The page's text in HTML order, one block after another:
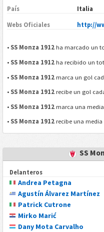
País Italia
Webs Oficiales http://
• SS Monza 1912 ha marcado un
• SS Monza 1912 ha recibido un
• SS Monza 1912 marca un gol
• SS Monza 1912 recibe un gol
• SS Monza 1912 marca una
• SS Monza 1912 recibe una media
SS
Delanteros
Andrea Petagna
Agustín Álvarez Martínez
Patrick Cutrone
Mirko Marić
Dany Mota Carvalho